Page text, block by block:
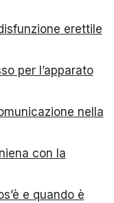
erettile
per l’apparato
nella
con la
e quando è